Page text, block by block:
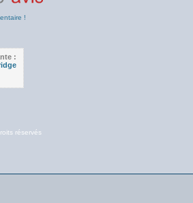
!
:
réservés